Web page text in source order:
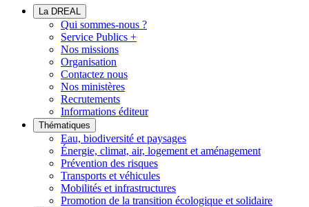
La DREAL
Qui sommes-nous ?
Service Publics +
Nos missions
Organisation
Contactez nous
Nos ministères
Recrutements
Informations éditeur
Thématiques
Eau, biodiversité et paysages
Énergie, climat, air, logement et aménagement
Prévention des risques
Transports et véhicules
Mobilités et infrastructures
Promotion de la transition écologique et solidaire